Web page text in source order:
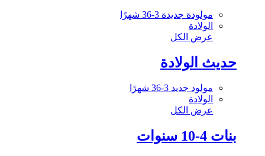
مولودة جديدة 3-36 شهرًا
الولادة
عرض الكل
حديث الولادة
مولود جديد 3-36 شهرًا
الولادة
عرض الكل
بنات 4-10 سنوات